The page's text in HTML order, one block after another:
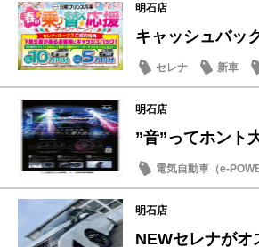
明石店
キャッシュバッ
セレナ 新車
明石店
”音”ってホント
電気自動車（e-
明石店
NEWセレナがオ